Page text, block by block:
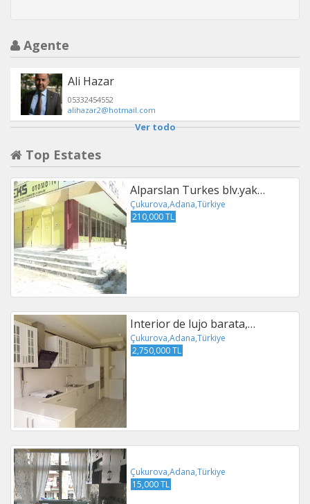
Agente
Ali Hazar
05332454552
alihazar2@hotmail.com
Ver todo
Top Estates
Alparslan Turkes blv.yak…
Çukurova,Adana,Türkiye
210,000 TL
Interior de lujo barata,…
Çukurova,Adana,Türkiye
2,750,000 TL
Çukurova,Adana,Türkiye
15,000 TL